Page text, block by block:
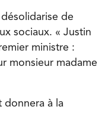
de
sociaux. « Justin
ministre :
monsieur madame
donnera à la